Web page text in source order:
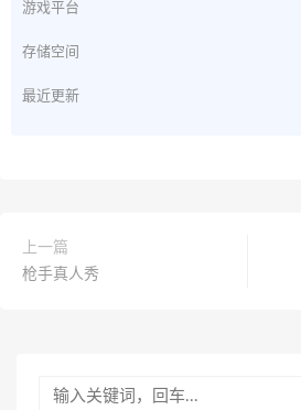
游戏平台
存储空间
最近更新
上一篇
枪手真人秀